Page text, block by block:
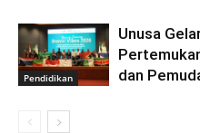
Pendidikan
Unusa
dan